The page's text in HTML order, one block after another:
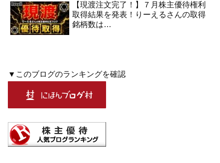
【現渡注文完了！】７月株主優待権利
取得結果を発表！りーえるさんの取得
銘柄数は…
▼このブログのランキングを確認